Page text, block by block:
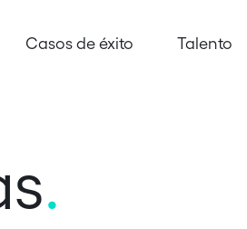
Casos de éxito Talento
.